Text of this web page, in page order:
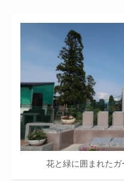
花と緑に囲まれたガ